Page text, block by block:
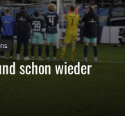
schon wieder